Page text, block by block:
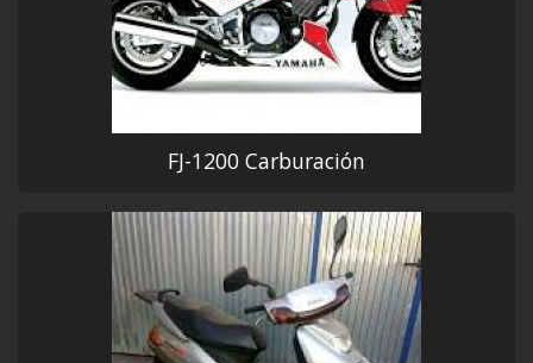
FJ-1200 Carburación